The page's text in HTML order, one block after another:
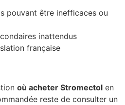
pouvant être inefficaces ou
inattendus
française
où acheter Stromectol en
reste de consulter un